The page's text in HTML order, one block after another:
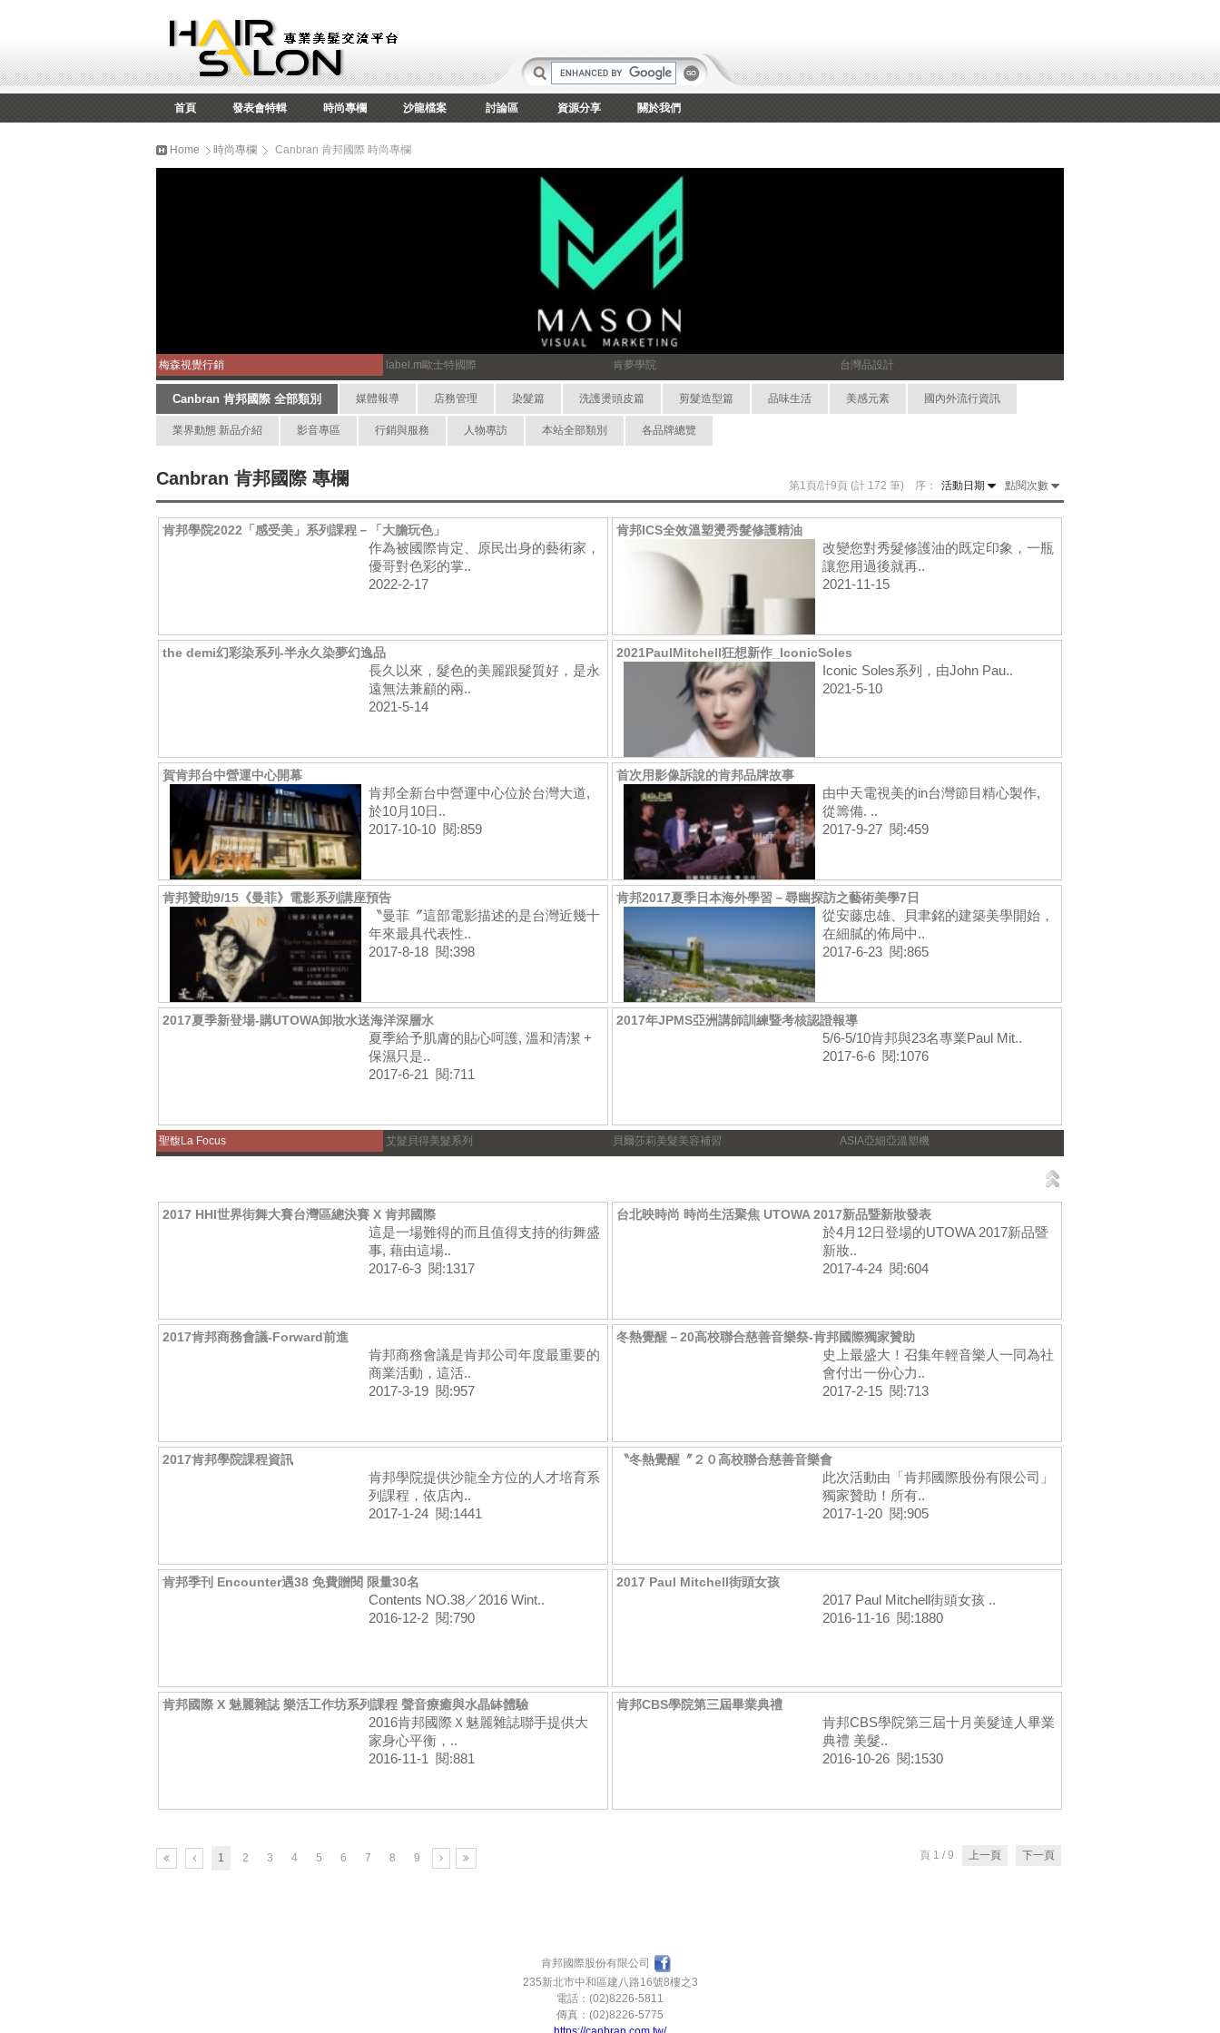
首頁 發表會特輯 時尚專欄 沙龍檔案 討論區 資源分享 關於我們
Home 時尚專欄 Canbran 肯邦國際 時尚專欄
梅森視覺行銷 label.m歐士特國際 肯夢學院 台灣品設計
Canbran 肯邦國際 全部類別 媒體報導 店務管理 染髮篇 洗護燙頭皮篇 剪髮造型篇 品味生活 美感元素 國內外流行資訊
業界動態 新品介紹 影音專區 行銷與服務 人物專訪 本站全部類別 各品牌總覽
Canbran 肯邦國際 專欄 第1頁/計9頁 (計 172 筆) 序： 活動日期 點閱次數
肯邦學院2022「感受美」系列課程－「大膽玩色」
作為被國際肯定、原民出身的藝術家，
優哥對色彩的掌..
2022-2-17
肯邦ICS全效溫塑燙秀髮修護精油
改變您對秀髮修護油的既定印象，一瓶
讓您用過後就再..
2021-11-15
the demi幻彩染系列-半永久染夢幻逸品
長久以來，髮色的美麗跟髮質好，是永
遠無法兼顧的兩..
2021-5-14
2021PaulMitchell狂想新作_IconicSoles
Iconic Soles系列，由John Pau..
2021-5-10
賀肯邦台中營運中心開幕
肯邦全新台中營運中心位於台灣大道,
於10月10日..
2017-10-10 閱:859
首次用影像訴說的肯邦品牌故事
由中天電視美的in台灣節目精心製作,
從籌備. ..
2017-9-27 閱:459
肯邦贊助9/15《曼菲》電影系列講座預告
〝曼菲〞這部電影描述的是台灣近幾十
年來最具代表性..
2017-8-18 閱:398
肯邦2017夏季日本海外學習－尋幽探訪之藝術美學7日
從安藤忠雄、貝聿銘的建築美學開始，
在細膩的佈局中..
2017-6-23 閱:865
2017夏季新登場-購UTOWA卸妝水送海洋深層水
夏季給予肌膚的貼心呵護, 溫和清潔 +
保濕只是..
2017-6-21 閱:711
2017年JPMS亞洲講師訓練暨考核認證報導
5/6-5/10肯邦與23名專業Paul Mit..
2017-6-6 閱:1076
聖馥La Focus 艾髮貝得美髮系列 貝爾莎莉美髮美容補習 ASIA亞細亞溫塑機
2017 HHI世界街舞大賽台灣區總決賽 X 肯邦國際
這是一場難得的而且值得支持的街舞盛
事, 藉由這場..
2017-6-3 閱:1317
台北映時尚 時尚生活聚焦 UTOWA 2017新品暨新妝發表
於4月12日登場的UTOWA 2017新品暨
新妝..
2017-4-24 閱:604
2017肯邦商務會議-Forward前進
肯邦商務會議是肯邦公司年度最重要的
商業活動，這活..
2017-3-19 閱:957
冬熱覺醒－20高校聯合慈善音樂祭-肯邦國際獨家贊助
史上最盛大！召集年輕音樂人一同為社
會付出一份心力..
2017-2-15 閱:713
2017肯邦學院課程資訊
肯邦學院提供沙龍全方位的人才培育系
列課程，依店內..
2017-1-24 閱:1441
〝冬熱覺醒〞２０高校聯合慈善音樂會
此次活動由「肯邦國際股份有限公司」
獨家贊助！所有..
2017-1-20 閱:905
肯邦季刊 Encounter遇38 免費贈閱 限量30名
Contents NO.38／2016 Wint..
2016-12-2 閱:790
2017 Paul Mitchell街頭女孩
2017 Paul Mitchell街頭女孩 ..
2016-11-16 閱:1880
肯邦國際 X 魅麗雜誌 樂活工作坊系列課程 聲音療癒與水晶缽體驗
2016肯邦國際Ｘ魅麗雜誌聯手提供大
家身心平衡，..
2016-11-1 閱:881
肯邦CBS學院第三屆畢業典禮
肯邦CBS學院第三屆十月美髮達人畢業
典禮 美髮..
2016-10-26 閱:1530
1 2 3 4 5 6 7 8 9 頁 1 / 9 上一頁 下一頁
肯邦國際股份有限公司
235新北市中和區建八路16號8樓之3
電話：(02)8226-5811
傳真：(02)8226-5775